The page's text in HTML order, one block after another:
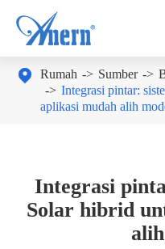
 Rumah Sumber
Integrasi pintar:
aplikasi mudah alih
Integrasi
Solar hibrid